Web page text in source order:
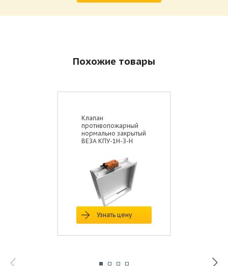
Похожие товары
Клапан
противопожарный
нормально закрытый
ВЕЗА КПУ-1Н-З-Н
Узнать цену